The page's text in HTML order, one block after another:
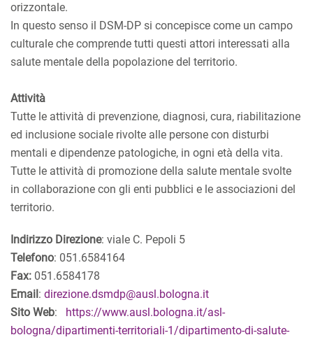
orizzontale.
In questo senso il DSM-DP si concepisce come un campo
culturale che comprende tutti questi attori interessati alla
salute mentale della popolazione del territorio.
Attività
Tutte le attività di prevenzione, diagnosi, cura, riabilitazione
ed inclusione sociale rivolte alle persone con disturbi
mentali e dipendenze patologiche, in ogni età della vita.
Tutte le attività di promozione della salute mentale svolte
in collaborazione con gli enti pubblici e le associazioni del
territorio.
Indirizzo Direzione: viale C. Pepoli 5
Telefono: 051.6584164
Fax: 051.6584178
Email: direzione.dsmdp@ausl.bologna.it
Sito Web: https://www.ausl.bologna.it/asl-
bologna/dipartimenti-territoriali-1/dipartimento-di-salute-